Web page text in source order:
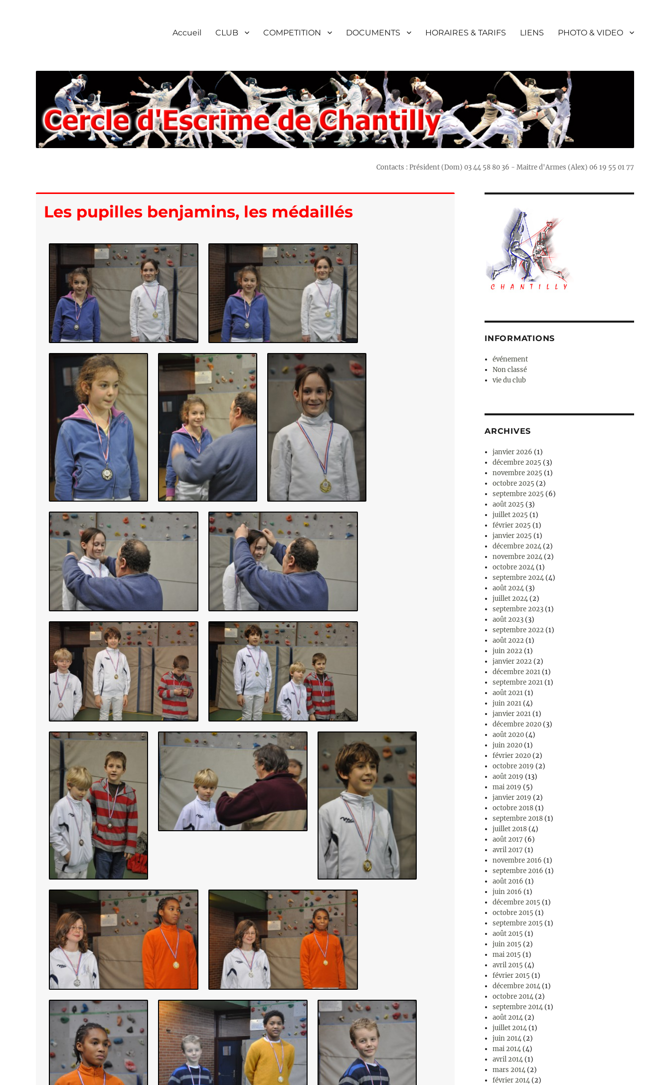
Accueil CLUB COMPETITION DOCUMENTS HORAIRES & TARIFS LIENS PHOTO & VIDEO
Contacts : Président (Dom) 03 44 58 80 36 - Maitre d'Armes (Alex) 06 19 55 01 77
Les pupilles benjamins, les médaillés
INFORMATIONS
événement
Non classé
vie du club
ARCHIVES
janvier 2026 (1)
décembre 2025 (3)
novembre 2025 (1)
octobre 2025 (2)
septembre 2025 (6)
août 2025 (3)
juillet 2025 (1)
février 2025 (1)
janvier 2025 (1)
décembre 2024 (2)
novembre 2024 (2)
octobre 2024 (1)
septembre 2024 (4)
août 2024 (3)
juillet 2024 (2)
septembre 2023 (1)
août 2023 (3)
septembre 2022 (1)
août 2022 (1)
juin 2022 (1)
janvier 2022 (2)
décembre 2021 (1)
septembre 2021 (1)
août 2021 (1)
juin 2021 (4)
janvier 2021 (1)
décembre 2020 (3)
août 2020 (4)
juin 2020 (1)
février 2020 (2)
octobre 2019 (2)
août 2019 (13)
mai 2019 (5)
janvier 2019 (2)
octobre 2018 (1)
septembre 2018 (1)
juillet 2018 (4)
août 2017 (6)
avril 2017 (1)
novembre 2016 (1)
septembre 2016 (1)
août 2016 (1)
juin 2016 (1)
décembre 2015 (1)
octobre 2015 (1)
septembre 2015 (1)
août 2015 (1)
juin 2015 (2)
mai 2015 (1)
avril 2015 (4)
février 2015 (1)
décembre 2014 (1)
octobre 2014 (2)
septembre 2014 (1)
août 2014 (2)
juillet 2014 (1)
juin 2014 (2)
mai 2014 (4)
avril 2014 (1)
mars 2014 (2)
février 2014 (2)